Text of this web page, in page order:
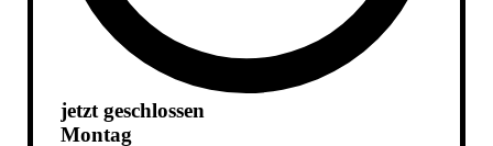
jetzt geschlossen
Montag